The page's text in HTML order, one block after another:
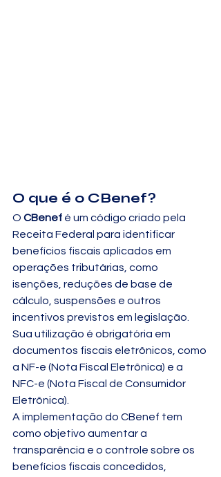
O que é o CBenef?
O CBenef é um código criado pela
Receita Federal para identificar
benefícios fiscais aplicados em
operações tributárias, como
isenções, reduções de base de
cálculo, suspensões e outros
incentivos previstos em legislação.
Sua utilização é obrigatória em
documentos fiscais eletrônicos, como
a NF-e (Nota Fiscal Eletrônica) e a
NFC-e (Nota Fiscal de Consumidor
Eletrônica).
A implementação do CBenef tem
como objetivo aumentar a
transparência e o controle sobre os
benefícios fiscais concedidos,